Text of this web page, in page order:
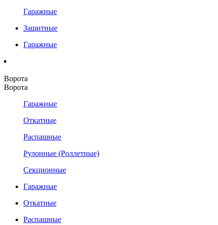
Гаражные
Защитные
Гаражные
Ворота
Ворота
Гаражные
Откатные
Распашные
Рулонные (Роллетные)
Секционные
Гаражные
Откатные
Распашные